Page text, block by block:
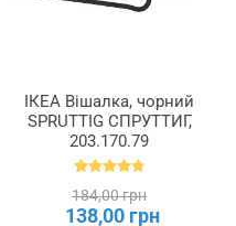
ІКЕА Вішалка, чорний
SPRUTTIG СПРУТТИГ,
203.170.79
184,00 грн
138,00 грн